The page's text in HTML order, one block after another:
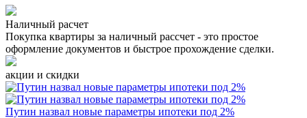
Наличный расчет
Покупка квартиры за наличный рассчет - это простое
оформление документов и быстрое прохождение сделки.
акции и скидки
Путин назвал новые параметры ипотеки под 2%